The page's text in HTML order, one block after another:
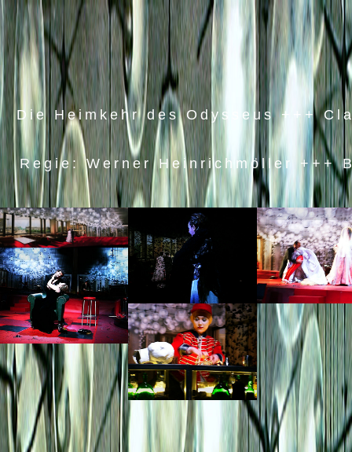
Die Heimkehr des Odysseus +++
Regie: Werner Heinrichmöller +++